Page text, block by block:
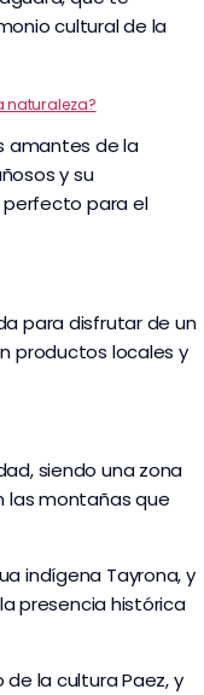
cultural de la
naturaleza?
amantes de la
y su
perfecto para el
para disfrutar de un
productos locales y
siendo una zona
las montañas que
indígena Tayrona, y
presencia histórica
la cultura Paez, y